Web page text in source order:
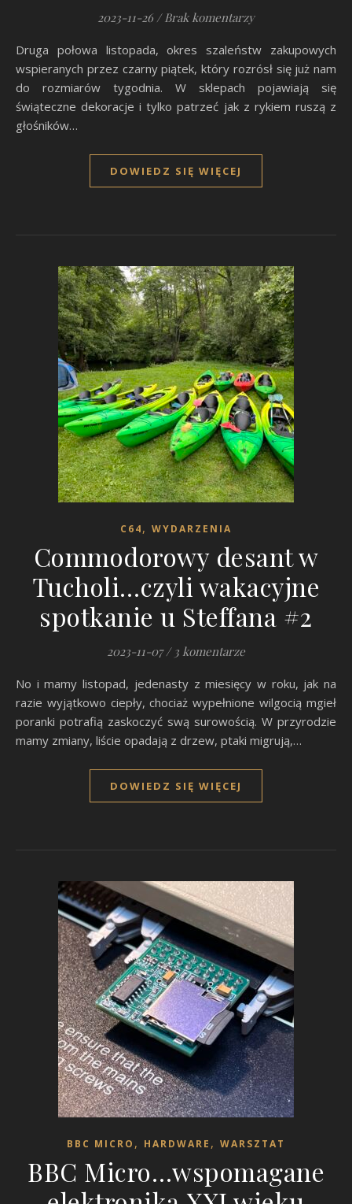
2023-11-26 / Brak komentarzy
Druga połowa listopada, okres szaleństw zakupowych
wspieranych przez czarny piątek, który rozrósł się już nam
do rozmiarów tygodnia. W sklepach pojawiają się
świąteczne dekoracje i tylko patrzeć jak z rykiem ruszą z
głośników…
DOWIEDZ SIĘ WIĘCEJ
C64, WYDARZENIA
Commodorowy desant w
Tucholi…czyli wakacyjne
spotkanie u Steffana #2
2023-11-07 / 3 komentarze
No i mamy listopad, jedenasty z miesięcy w roku, jak na
razie wyjątkowo ciepły, chociaż wypełnione wilgocią mgieł
poranki potrafią zaskoczyć swą surowością. W przyrodzie
mamy zmiany, liście opadają z drzew, ptaki migrują,…
DOWIEDZ SIĘ WIĘCEJ
BBC MICRO , HARDWARE , WARSZTAT
BBC Micro…wspomagane